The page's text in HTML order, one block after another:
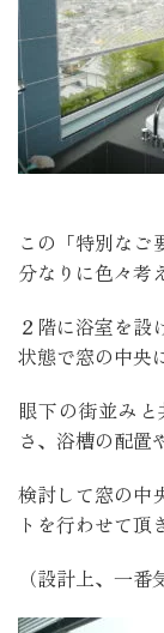
この「特別なご
分なりに色々考
２階に浴室を設
状態で窓の中央
眼下の街並み
さ、浴槽の配置
検討して窓の中
トを行わせて頂
（設計上、一